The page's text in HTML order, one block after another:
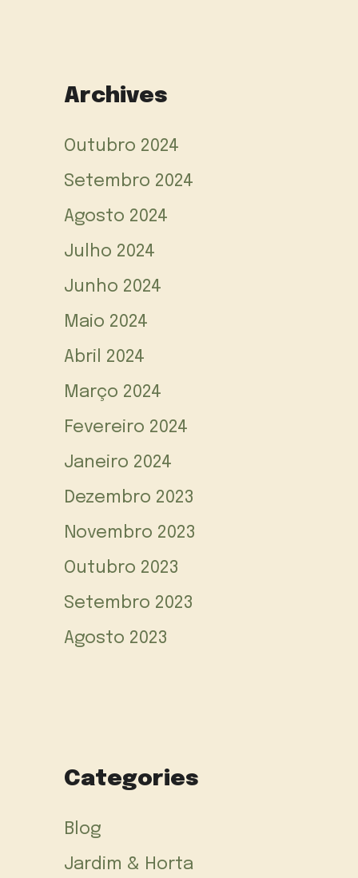
Archives
Outubro 2024
Setembro 2024
Agosto 2024
Julho 2024
Junho 2024
Maio 2024
Abril 2024
Março 2024
Fevereiro 2024
Janeiro 2024
Dezembro 2023
Novembro 2023
Outubro 2023
Setembro 2023
Agosto 2023
Categories
Blog
Jardim & Horta